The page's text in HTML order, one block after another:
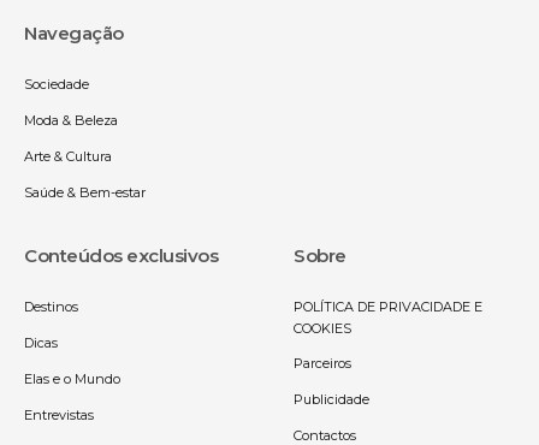
Navegação
Sociedade
Moda & Beleza
Arte & Cultura
Saúde & Bem-estar
Conteúdos exclusivos
Destinos
Dicas
Elas e o Mundo
Entrevistas
Sobre
POLÍTICA DE PRIVACIDADE E
COOKIES
Parceiros
Publicidade
Contactos